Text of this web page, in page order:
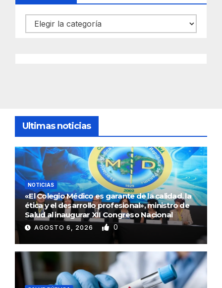
Categorías
Ultimas noticias
NOTICIAS
«El Colegio Médico es garante de la calidad, la
ética y el desarrollo profesional», ministro de
Salud al inaugurar XII Congreso Nacional
AGOSTO 6, 2026 0